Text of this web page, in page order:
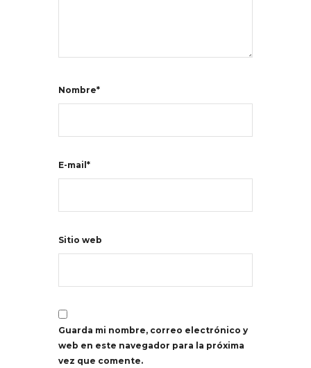
Nombre*
E-mail*
Sitio web
Guarda mi nombre, correo electrónico y
web en este navegador para la próxima
vez que comente.